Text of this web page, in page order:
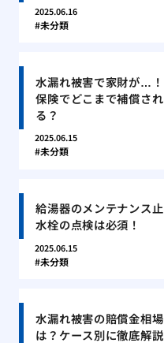
2025.06.16
未分類
水漏れ被害で家財が…！
保険でどこまで補償され
る？
2025.06.15
未分類
給湯器のメンテナンス止
水栓の点検は必須！
2025.06.15
未分類
水漏れ被害の賠償金相場
は？ケース別に徹底解説